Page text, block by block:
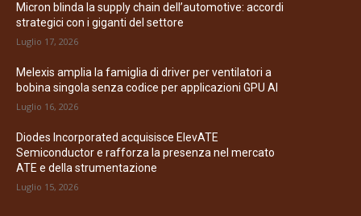
Micron blinda la supply chain dell’automotive: accordi
strategici con i giganti del settore
Luglio 17, 2026
Melexis amplia la famiglia di driver per ventilatori a
bobina singola senza codice per applicazioni GPU AI
Luglio 16, 2026
Diodes Incorporated acquisisce ElevATE
Semiconductor e rafforza la presenza nel mercato
ATE e della strumentazione
Luglio 15, 2026